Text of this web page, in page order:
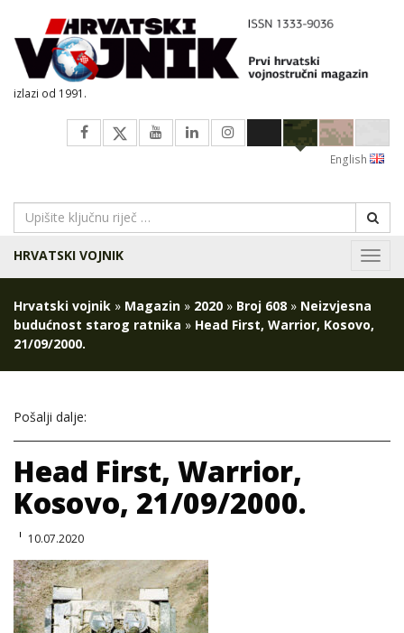
izlazi od 1991.
English
HRVATSKI VOJNIK
Hrvatski vojnik » Magazin » 2020 » Broj 608 » Neizvjesna
budućnost starog ratnika » Head First, Warrior, Kosovo,
21/09/2000.
Pošalji dalje:
Head First, Warrior,
Kosovo, 21/09/2000.
10.07.2020